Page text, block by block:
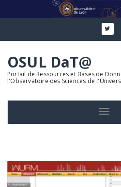
OSUL DaT@
Portail de Ressources et Bases de
l'Observatoire des Sciences de